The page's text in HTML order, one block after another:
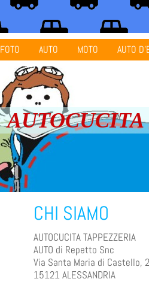
FOTO AUTO MOTO AUTO
AUTOCUCITA
CHI SIAMO
AUTOCUCITA TAPPEZZERIA
AUTO di Repetto Snc
Via Santa Maria di Castello,
15121 ALESSANDRIA